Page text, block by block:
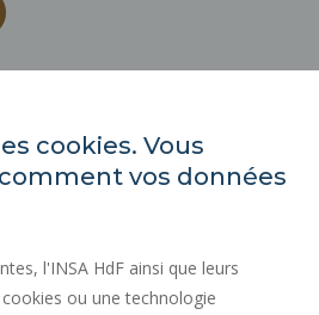
cookies. Vous
vos données
l'INSA HdF ainsi que leurs
ou une technologie